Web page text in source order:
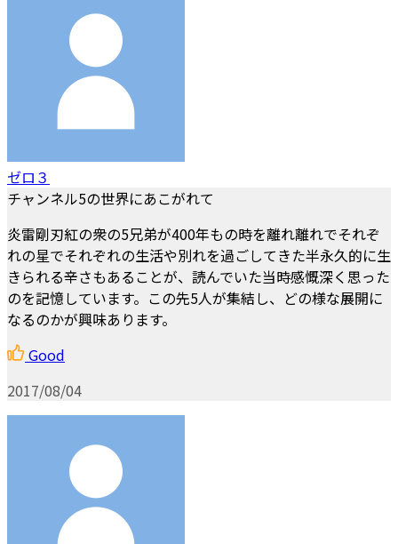
ゼロ３
チャンネル5の世界にあこがれて
炎雷剛刃紅の衆の5兄弟が400年もの時を離れ離れでそれぞ
れの星でそれぞれの生活や別れを過ごしてきた半永久的に生
きられる辛さもあることが、読んでいた当時感慨深く思った
のを記憶しています。この先5人が集結し、どの様な展開に
なるのかが興味あります。
Good
2017/08/04